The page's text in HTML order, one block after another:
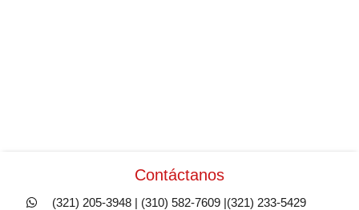
Contáctanos
(321) 205-3948 | (310) 582-7609 |(321) 233-5429